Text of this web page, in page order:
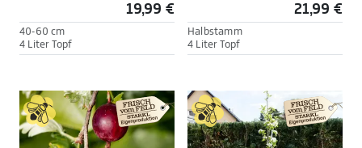
19,99 €
40-60 cm
4 Liter Topf
21,99 €
Halbstamm
4 Liter Topf